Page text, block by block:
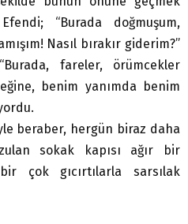
“Burada doğmuşum,
Nasıl bırakır giderim?”
fareler, örümcekler
benim yanımda benim
beraber, hergün biraz daha
sokak kapısı ağır bir
çok gıcırtılarla sarsılak